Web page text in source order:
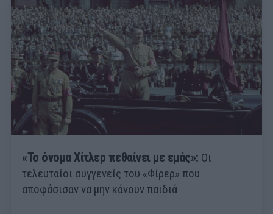
«Το όνομα Χίτλερ πεθαίνει με εμάς»: Οι
τελευταίοι συγγενείς του «Φίρερ» που
αποφάσισαν να μην κάνουν παιδιά